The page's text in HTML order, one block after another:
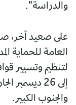
والدراسة".
على صعيد آخر،
العامة للحماية
والجنوب الكبير.